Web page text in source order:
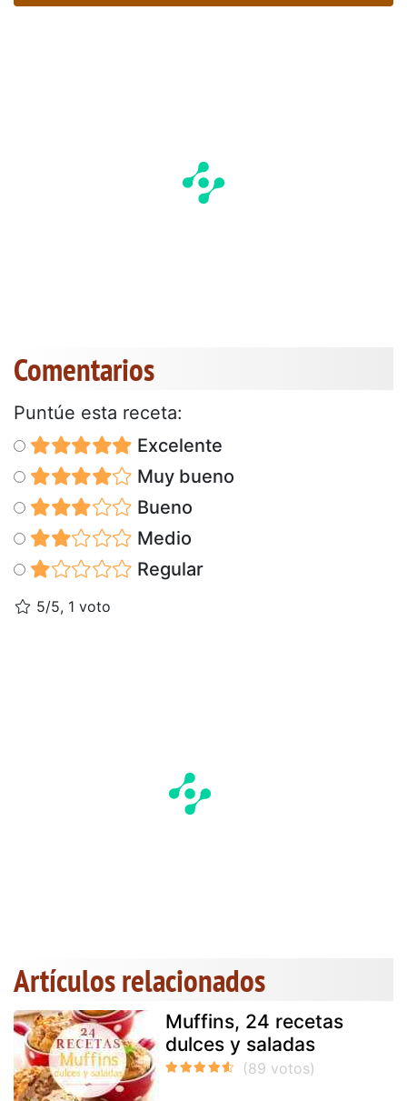
Comentarios
Puntúe esta receta:
Excelente
Muy bueno
Bueno
Medio
Regular
5/5, 1 voto
Artículos relacionados
Muffins, 24 recetas
dulces y saladas